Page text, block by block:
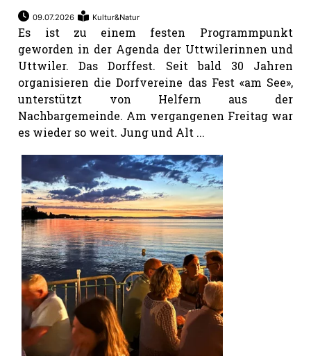
09.07.2026 Kultur&Natur
Es ist zu einem festen Programmpunkt
geworden in der Agenda der Uttwilerinnen und
Uttwiler. Das Dorffest. Seit bald 30 Jahren
organisieren die Dorfvereine das Fest «am See»,
unterstützt von Helfern aus der
Nachbargemeinde. Am vergangenen Freitag war
es wieder so weit. Jung und Alt ...